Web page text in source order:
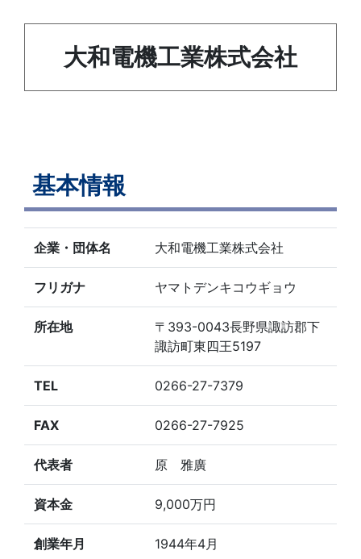
大和電機工業株式会社
基本情報
企業・団体名 大和電機工業株式会社
フリガナ ヤマトデンキコウギョウ
所在地
〒393-0043長野県諏訪郡下
諏訪町東四王5197
TEL 0266-27-7379
FAX 0266-27-7925
代表者 原 雅廣
資本金 9,000万円
創業年月 1944年4月